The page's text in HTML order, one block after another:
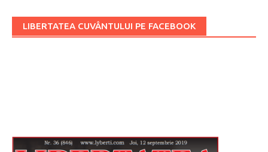
LIBERTATEA CUVÂNTULUI PE FACEBOOK